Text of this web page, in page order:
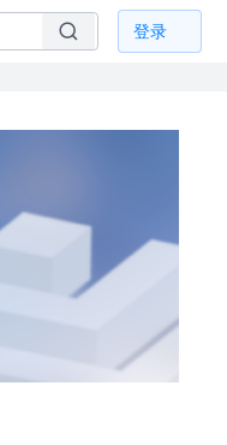
登录